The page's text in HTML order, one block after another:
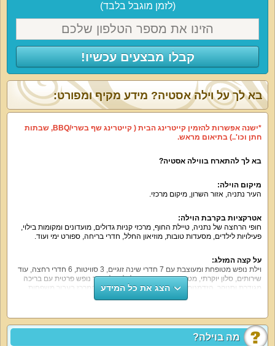
(לזמן מוגבל בלבד)
קבלו מבצעים עכשיו!
מה בוילה?
בא לך על וילה אסטיה? מידע מקיף ומפורט:
*ישנה אפשרות להזמין קייטרינג הבית ( קייטרינג שף בשרי/BBQ, שבתות
חתן וכו'..) בתיאום מראש.
בא לך להתארח בווילה אסטיה?
מיקום הוילה:
העיר נתניה, אזור השרון, מיקום מרכזי.
אטרקציות בקרבת הוילה:
חופי הרחצה של נתניה, טיילת החוף, מרכזי קניות גדולים, מועדונים ומקומות בילוי,
פעילויות לילדים, מסעדות טובות, מוזיאון החלל, חדרי בריחה, ספורט ימי ועוד.
על קצה המזלג:
וילת נופש מטופחת ומעוצבת עם 7 חדרי שינה זוגיים, 3 סוויטות, 6 חדרי רחצה, עוד
שירותים, סלון יוקרתי, מטבח מאובזר בו תוכלו לבשל, חצר נופש פרטית עם בריכה
מגודרת וסנוקר. הזדמנות לרמה גבוהה של אירוח באזור המרכז בעבור משפחות,
זוגות, קבוצות חברים, כמה משפחות יחד ואירועים קטנים. יש אטרקציות לילדים.
מה הוילה כוללת:
חדר עם מיטה זוגית, 2 מזרני יחיד, לול.
הצג את כל המידע